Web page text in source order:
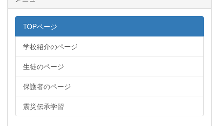
TOPページ
学校紹介のページ
生徒のページ
保護者のページ
震災伝承学習